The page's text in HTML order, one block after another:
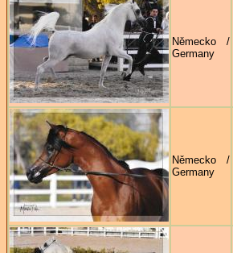
Německo /
Germany
Německo /
Germany